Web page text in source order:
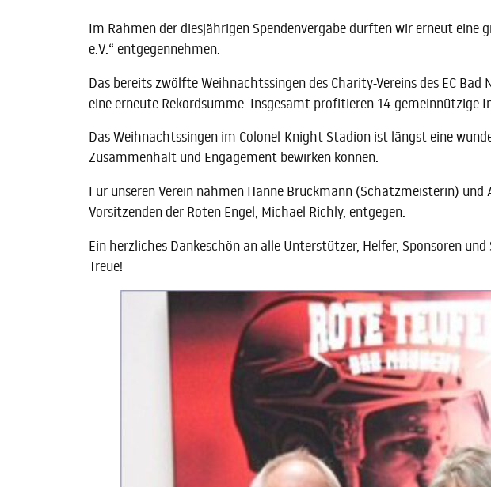
Im Rahmen der diesjährigen Spendenvergabe durften wir erneut
e.V.“ entgegennehmen.
Das bereits zwölfte Weihnachtssingen des Charity-Vereins des EC
eine erneute Rekordsumme. Insgesamt profitieren 14
Das Weihnachtssingen im Colonel-Knight-Stadion ist längst eine
Zusammenhalt und Engagement bewirken können.
Für unseren Verein nahmen Hanne Brückmann (Schatzmeisterin)
Vorsitzenden der Roten Engel, Michael Richly, entgegen.
Ein herzliches Dankeschön an alle Unterstützer, Helfer, Sponsoren
Treue!